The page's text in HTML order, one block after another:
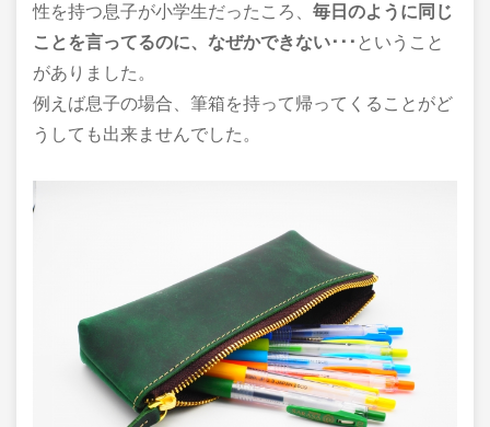
性を持つ息子が小学生だったころ、 毎日のように同じ
ことを言ってるのに、なぜかできない･･･ ということ
がありました。
例えば息子の場合、筆箱を持って帰ってくることがど
うしても出来ませんでした。